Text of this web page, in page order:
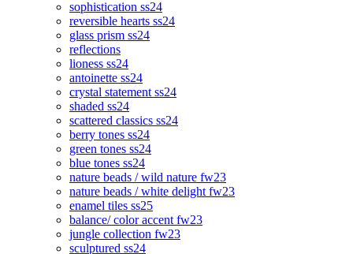
sophistication ss24
reversible hearts ss24
glass prism ss24
reflections
lioness ss24
antoinette ss24
crystal statement ss24
shaded ss24
scattered classics ss24
berry tones ss24
green tones ss24
blue tones ss24
nature beads / wild nature fw23
nature beads / white delight fw23
enamel tiles ss25
balance/ color accent fw23
jungle collection fw23
sculptured ss24